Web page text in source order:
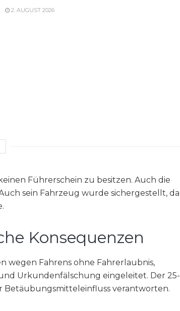
2. AUGUST 2026
Führerschein zu besitzen. Auch die
sein Fahrzeug wurde sichergestellt, da
Konsequenzen
wegen Fahrens ohne Fahrerlaubnis,
Urkundenfälschung eingeleitet. Der 25-
Betäubungsmitteleinfluss verantworten.